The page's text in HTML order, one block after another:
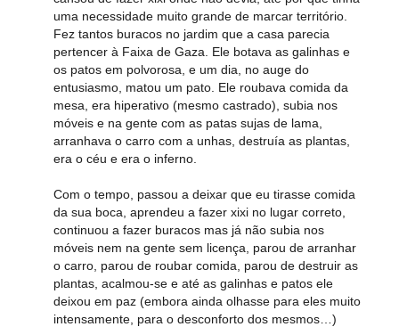
uma necessidade muito grande de marcar território.
Fez tantos buracos no jardim que a casa parecia
pertencer à Faixa de Gaza. Ele botava as galinhas e
os patos em polvorosa, e um dia, no auge do
entusiasmo, matou um pato. Ele roubava comida da
mesa, era hiperativo (mesmo castrado), subia nos
móveis e na gente com as patas sujas de lama,
arranhava o carro com a unhas, destruía as plantas,
era o céu e era o inferno.
Com o tempo, passou a deixar que eu tirasse comida
da sua boca, aprendeu a fazer xixi no lugar correto,
continuou a fazer buracos mas já não subia nos
móveis nem na gente sem licença, parou de arranhar
o carro, parou de roubar comida, parou de destruir as
plantas, acalmou-se e até as galinhas e patos ele
deixou em paz (embora ainda olhasse para eles muito
intensamente, para o desconforto dos mesmos…)